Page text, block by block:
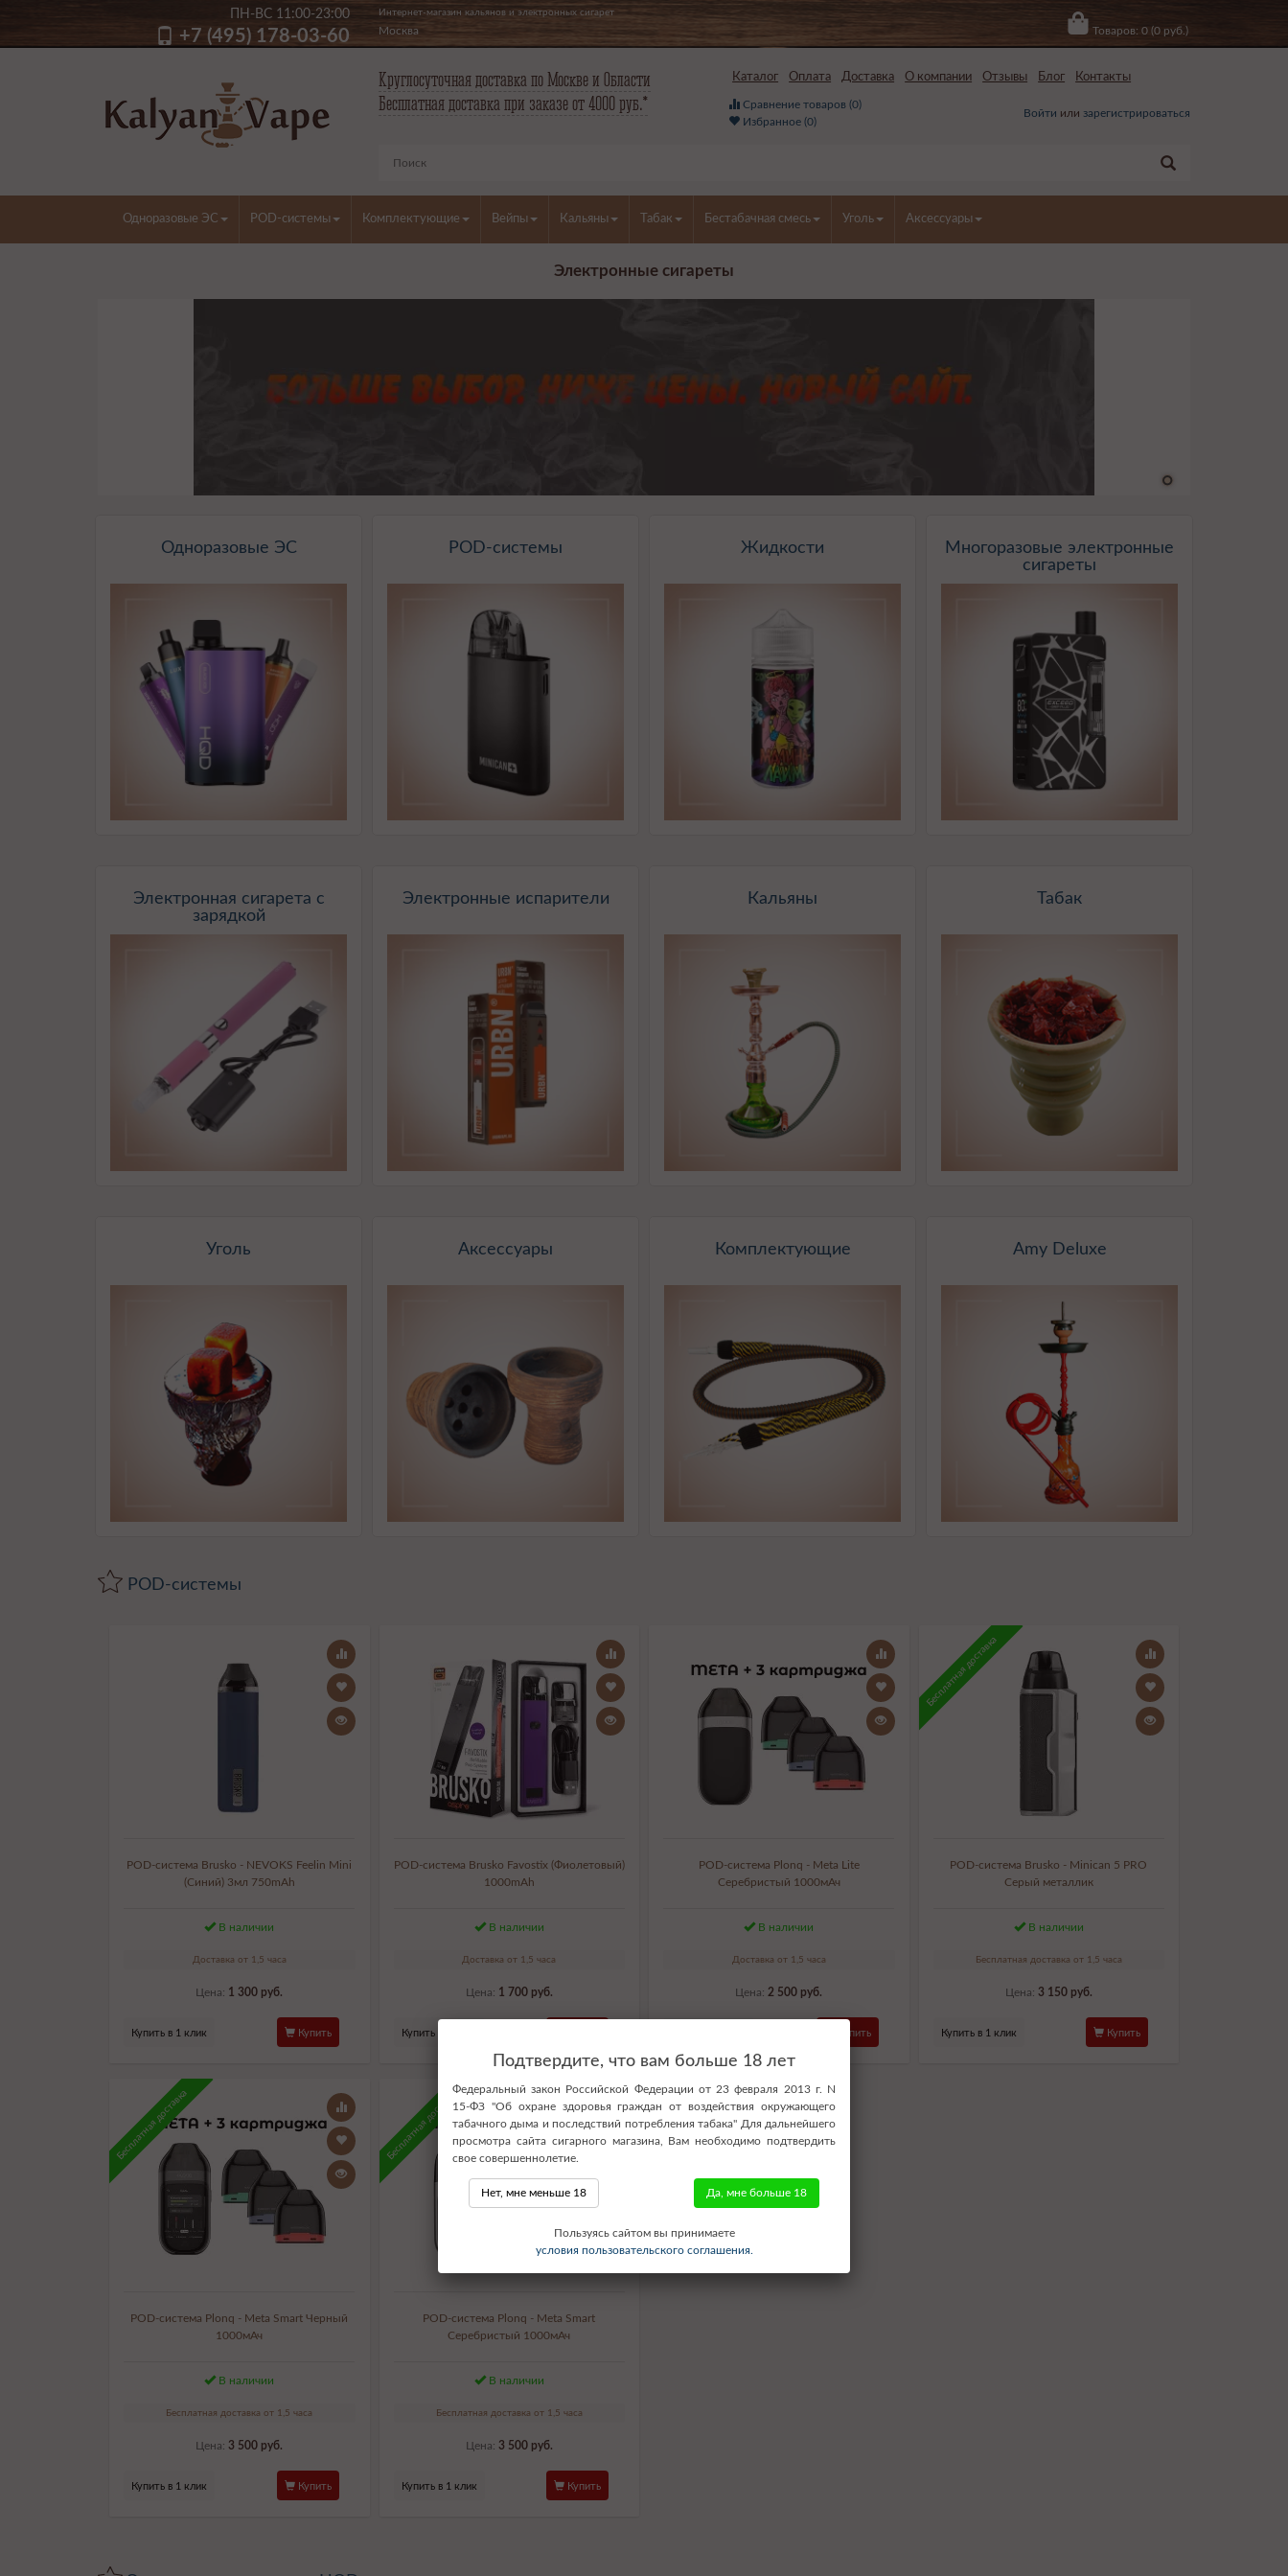
ПН-ВС 11:00-23:00
+7 (495) 178-03-60
Интернет-магазин кальянов и электронных сигарет
Москва Товаров: 0 (0 руб.)
Круглосуточная доставка по Москве и Области
Бесплатная доставка при заказе от 4000 руб.*
Каталог Оплата Доставка О компании Отзывы Блог Контакты
Сравнение товаров (0)
Избранное (0)
Войти или зарегистрироваться
Одноразовые ЭС POD-системы Комплектующие Вейпы Кальяны Табак Бестабачная смесь Уголь Аксессуары
Электронные сигареты
Одноразовые ЭС POD-системы Жидкости
Многоразовые электронные
сигареты
Электронная сигарета с
зарядкой
Электронные испарители Кальяны Табак
Уголь Аксессуары Комплектующие Amy Deluxe
POD-системы
POD-система Brusko - NEVOKS Feelin Mini
(Синий) 3мл 750mAh
В наличии
Доставка от 1,5 часа
Цена: 1 300 руб.
Купить в 1 клик Купить
POD-система Brusko Favostix (Фиолетовый)
1000mAh
В наличии
Доставка от 1,5 часа
Цена: 1 700 руб.
Купить в 1 клик
POD-система Plonq - Meta Lite
Серебристый 1000мАч
В наличии
Доставка от 1,5 часа
Цена: 2 500 руб.
Купить
Бесплатная доставка
POD-система Brusko - Minican 5 PRO
Серый металлик
В наличии
Бесплатная доставка от 1,5 часа
Цена: 3 150 руб.
Купить в 1 клик Купить
Бесплатная доставка
POD-система Plonq - Meta Smart Черный
1000мАч
В наличии
Бесплатная доставка от 1,5 часа
Цена:3 500 руб.
Купить в 1 клик Купить
Бесплатная доставка
POD-система Plonq - Meta Smart
Серебристый 1000мАч
В наличии
Бесплатная доставка от 1,5 часа
Цена: 3 500 руб.
Купить в 1 клик Купить
Подтвердите, что вам больше 18 лет
Федеральный закон Российской Федерации от 23 февраля 2013 г. N
15-ФЗ "Об охране здоровья граждан от воздействия окружающего
табачного дыма и последствий потребления табака" Для дальнейшего
просмотра сайта сигарного магазина, Вам необходимо подтвердить
свое совершеннолетие.
Нет, мне меньше 18 Да, мне больше 18
Пользуясь сайтом вы принимаете
условия пользовательского соглашения.